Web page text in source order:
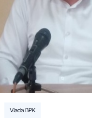
Vlada BPK